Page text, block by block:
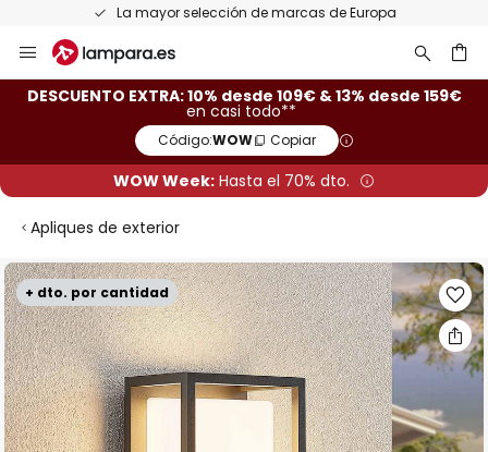
La mayor selección de marcas de Europa
al
contenido
DESCUENTO EXTRA: 10% desde 109€ & 13% desde 159€
en casi todo**
Código:WOW Copiar
WOW Week: Hasta el 70% dto.
Apliques de exterior
+ dto. por cantidad
Saltar
al
final
de
la
galería
de